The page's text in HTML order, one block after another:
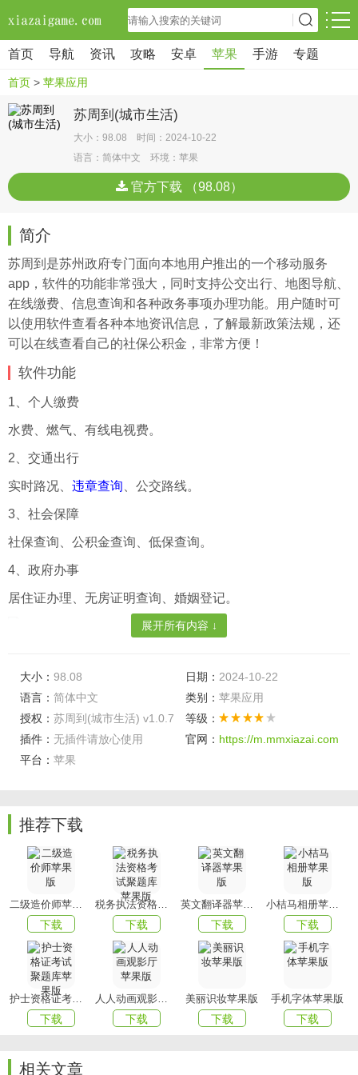
首页 导航 资讯 攻略 安卓 苹果 手游 专题
首页 > 苹果应用
苏周到(城市生活)
大小：98.08 时间：2024-10-22
语言：简体中文 环境：苹果
官方下载 （98.08）
简介
苏周到是苏州政府专门面向本地用户推出的一个移动服务
app，软件的功能非常强大，同时支持公交出行、地图导航、
在线缴费、信息查询和各种政务事项办理功能。用户随时可
以使用软件查看各种本地资讯信息，了解最新政策法规，还
可以在线查看自己的社保公积金，非常方便！
软件功能
1、个人缴费
水费、燃气、有线电视费。
2、交通出行
实时路况、 违章查询 、公交路线。
3、社会保障
社保查询、公积金查询、低保查询。
4、政府办事
居住证办理、无房证明查询、婚姻登记。
1、足不出门，在手机线上就可实时了解最新的新闻资讯，以
及社会动态;
2、随时都可在线了解社会的大小事件，可以将新闻内容进行
转发分享。
4、可以将正能量的新闻进行转发，让更多的人去了解，并学
习相应的能量精神，打造和谐社会。
软件亮点
1、在这里，你可以了解到舒城的方方面面;
2、在这里，你可以用评论、图片、小视频来表达自己;
3、在这里，你还可以足不出户地享受到政务中心、学校、景
区、小区、医院、商业中心等齐全的线上服务。
以上就是苏周到(城市生活)的全部内容了，赶快收藏
xiazaigame吧
下载更多软件和游戏吧！
展开所有内容 ↓
大小： 98.08 日期： 2024-10-22
语言： 简体中文 类别： 苹果应用
授权： 苏周到(城市生活) v1.0.7
等级：
插件： 无插件请放心使用 官网： https://m.mmxiazai.com
平台： 苹果
推荐下载
二级造价师苹果版
下载
税务执法资格考试聚题库苹果版
下载
英文翻译器苹果版
下载
小桔马相册苹果版
下载
护士资格证考试聚题库苹果版
下载
人人动画观影厅苹果版
下载
美丽识妆苹果版
下载
手机字体苹果版
下载
相关文章